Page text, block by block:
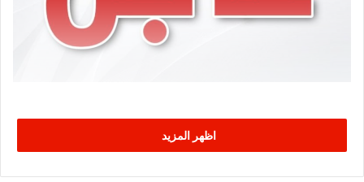
اظهر المزيد